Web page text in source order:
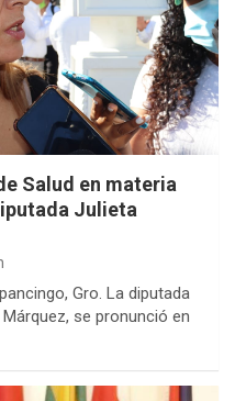
Salud en materia
Julieta
Gro. La diputada
se pronunció en